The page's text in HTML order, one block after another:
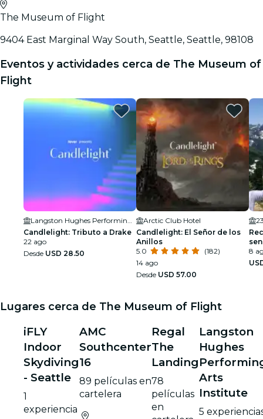
The Museum of Flight
9404 East Marginal Way South, Seattle, Seattle, 98108
Eventos y actividades cerca de The Museum of
Flight
Candlelight: Tributo a Drake
22 ago
Desde USD 28.50
Arctic Club Hotel
Candlelight: El Señor de los
Anillos
5.0
(182)
14 ago
Desde USD 57.00
8
Lugares cerca de The Museum of Flight
iFLY
Indoor
Skydiving
- Seattle
1
experiencia
AMC
Southcenter
16
89 películas en
cartelera
Regal
The
Landing
78
películas
en
Langston
Hughes
Arts
Institute
5